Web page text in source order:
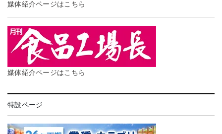
媒体紹介ページはこちら
媒体紹介ページはこちら
特設ページ